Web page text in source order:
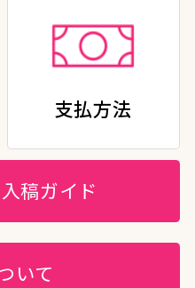
支払方法
稿ガイド
いて